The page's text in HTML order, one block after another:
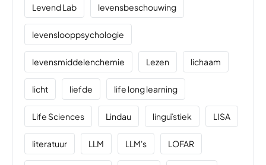
Levend Lab levensbeschouwing
levenslooppsychologie
levensmiddelenchemie Lezen lichaam
licht liefde life long learning
Life Sciences Lindau linguïstiek LISA
literatuur LLM LLM's LOFAR